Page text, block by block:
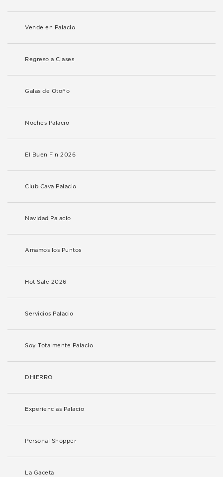
Vende en Palacio
Regreso a Clases
Galas de Otoño
Noches Palacio
El Buen Fin 2026
Club Cava Palacio
Navidad Palacio
Amamos los Puntos
Hot Sale 2026
Servicios Palacio
Soy Totalmente Palacio
DHIERRO
Experiencias Palacio
Personal Shopper
La Gaceta